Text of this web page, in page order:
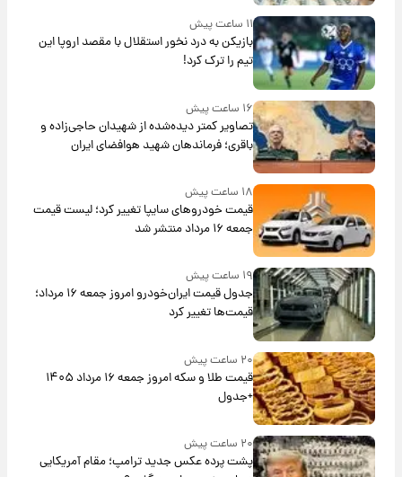
۱۱ ساعت پیش
بازیکن به درد نخور استقلال با مقصد اروپا این
تیم را ترک کرد!
۱۶ ساعت پیش
تصاویر کمتر دیده‌شده از شهیدان حاجی‌زاده و
باقری؛ فرماندهان شهید هوافضای ایران
۱۸ ساعت پیش
قیمت خودروهای سایپا تغییر کرد؛ لیست قیمت
جمعه ۱۶ مرداد منتشر شد
۱۹ ساعت پیش
جدول قیمت ایران‌خودرو امروز جمعه ۱۶ مرداد؛
قیمت‌ها تغییر کرد
۲۰ ساعت پیش
قیمت طلا و سکه امروز جمعه ۱۶ مرداد ۱۴۰۵
+جدول
۲۰ ساعت پیش
پشت پرده عکس جدید ترامپ؛ مقام آمریکایی